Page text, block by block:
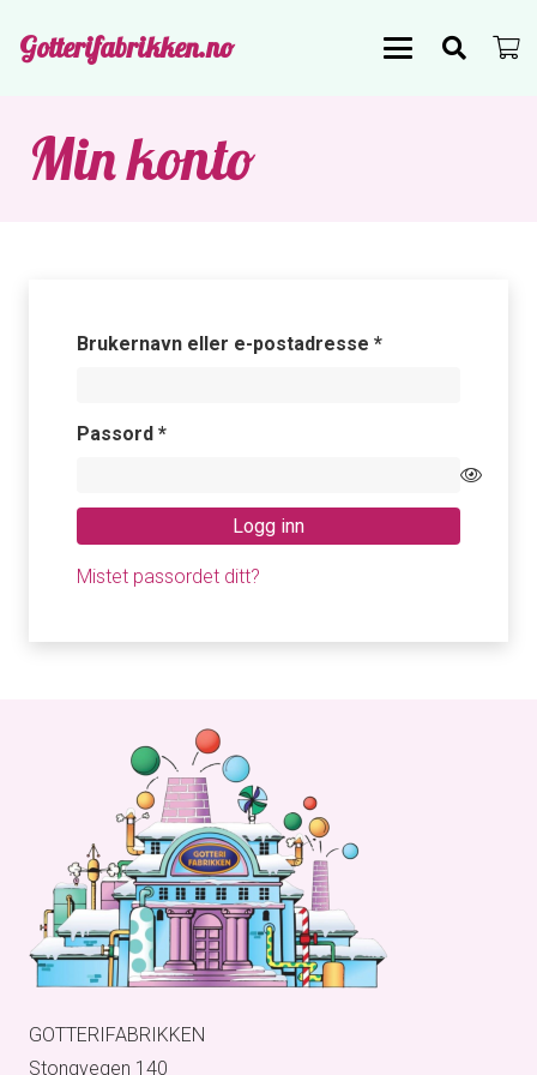
Gotterifabrikken.no
Min konto
Brukernavn eller e-postadresse *Påkrevd
Passord *Påkrevd
Logg inn
Mistet passordet ditt?
GOTTERIFABRIKKEN
Stongvegen 140